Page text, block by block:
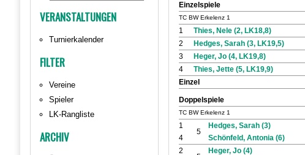
VERANSTALTUNGEN
Turnierkalender
FILTER
Vereine
Spieler
LK-Rangliste
ARCHIV
Einzelspiele
TC BW Erkelenz 1
1 Thies, Nele (2, LK18,8)
2
Hedges, Sarah (3, LK19,5)
3
Heger, Jo (4, LK19,8)
4
Thies, Jette (5, LK19,9)
Einzel
Doppelspiele
TC BW Erkelenz 1
1
4
5
Hedges, Sarah (3)
Schönfeld, Antonia (6)
2
Heger, Jo (4)